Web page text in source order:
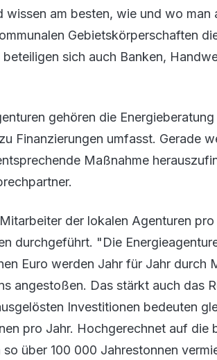
am besten, wie und wo man
Gebietskörperschaften
sich auch Banken,
gehören die
Finanzierungen umfasst. Gerade
Maßnahme
der lokalen Agenturen
durchgeführt. "Die
Euro werden Jahr für Jahr durch
angestoßen. Das stärkt auch das
Investitionen bedeuten
pro Jahr. Hochgerechnet auf die
über 100 000 Jahrestonnen